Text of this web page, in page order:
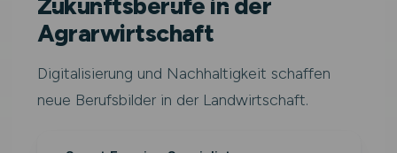
Agrarwirtschaft
Digitalisierung und Nachhaltigkeit schaffen
neue Berufsbilder in der Landwirtschaft.